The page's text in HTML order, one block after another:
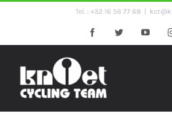
Tel. : +32 16 56 77 68
FacebookTwitter